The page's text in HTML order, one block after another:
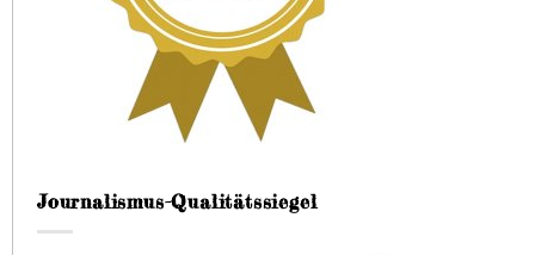
Journalismus-Qualitätssiegel